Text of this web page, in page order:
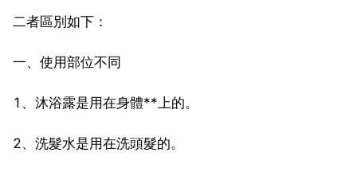
二者區別如下：
一、使用部位不同
1、沐浴露是用在身體**上的。
2、洗髮水是用在洗頭髮的。